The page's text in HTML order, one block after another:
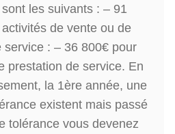
les suivants : – 91
de vente ou de
service : – 36 800€ pour
prestation de service. En
la 1ère année, une
existent mais passé
tolérance vous devenez